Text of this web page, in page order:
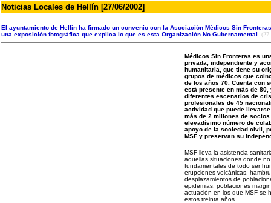
Noticias Locales de Hellín [27/06/2002]
El ayuntamiento de Hellín ha firmado un convenio con la Asociación Médicos Sin
una exposición fotográfica que explica lo que es esta Organización No Gubernamental
Médicos Sin Fronteras es
privada, independiente y
humanitaria, que tiene su
grupos de médicos que
de los años 70. Cuenta con
está presente en más de
diferentes escenarios de
profesionales de 45
actividad que puede
más de 2 millones de
elevadísimo número de
apoyo de la sociedad civil,
MSF y preservan su
MSF lleva la asistencia
aquellas situaciones donde
fundamentales de todo ser
erupciones volcánicas,
desplazamientos de
epidemias, poblaciones
actuación en los que MSF se
estos treinta años.